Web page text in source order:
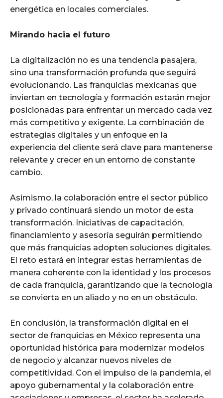
energética en locales comerciales.
Mirando hacia el futuro
La digitalización no es una tendencia pasajera,
sino una transformación profunda que seguirá
evolucionando. Las franquicias mexicanas que
inviertan en tecnología y formación estarán mejor
posicionadas para enfrentar un mercado cada vez
más competitivo y exigente. La combinación de
estrategias digitales y un enfoque en la
experiencia del cliente será clave para mantenerse
relevante y crecer en un entorno de constante
cambio.
Asimismo, la colaboración entre el sector público
y privado continuará siendo un motor de esta
transformación. Iniciativas de capacitación,
financiamiento y asesoría seguirán permitiendo
que más franquicias adopten soluciones digitales.
El reto estará en integrar estas herramientas de
manera coherente con la identidad y los procesos
de cada franquicia, garantizando que la tecnología
se convierta en un aliado y no en un obstáculo.
En conclusión, la transformación digital en el
sector de franquicias en México representa una
oportunidad histórica para modernizar modelos
de negocio y alcanzar nuevos niveles de
competitividad. Con el impulso de la pandemia, el
apoyo gubernamental y la colaboración entre